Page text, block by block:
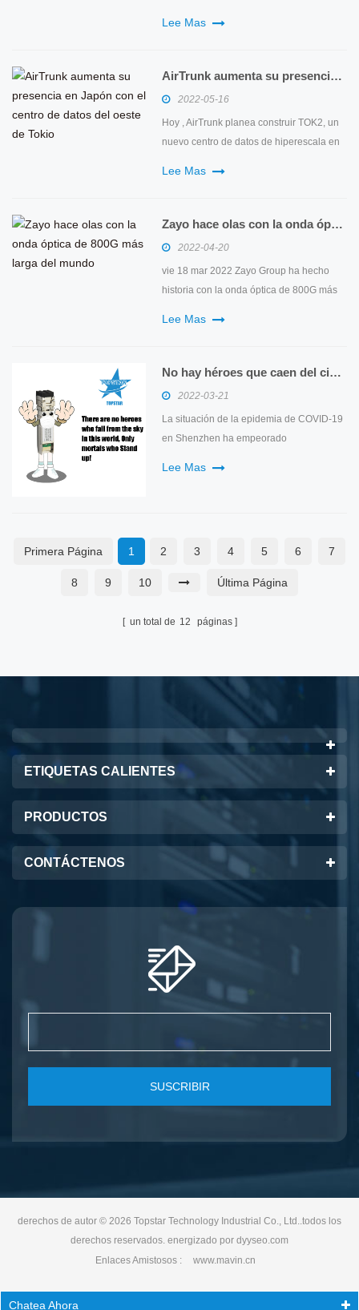
(SaaS), que ofrece una gestión de
DCA...
Lee Mas
AirTrunk aumenta su presencia en Japón con el centro de datos del oeste de Tokio
2022-05-16
Hoy , AirTrunk planea construir TOK2, un
nuevo centro de datos de hiperescala en
capacidad de más de 110MW y se
Lee Mas
Zayo hace olas con la onda óptica de 800G más larga del mundo
2022-04-20
vie 18 mar 2022 Zayo Group ha hecho
historia con la onda óptica de 800G más
comunicaciones basadas en fibra, Zayo
anunciad...
Lee Mas
No hay héroes que caen del cielo en este mundo.
2022-03-21
La situación de la epidemia de COVID-19
en Shenzhen ha empeorado
"ritmo rápido" y "fabricantes de dinero"...
Lee Mas
Primera Página 1 2 3 4 5 6 7
8 9 10 Última Página
un total de 12 páginas
ETIQUETAS CALIENTES
PRODUCTOS
CONTÁCTENOS
SUSCRIBIR
derechos de autor © 2026 Topstar Technology Industrial Co., Ltd..todos los
derechos reservados. energizado por dyyseo.com
Enlaces Amistosos :
www.mavin.cn
Chatea Ahora